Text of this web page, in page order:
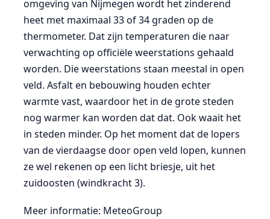
omgeving van Nijmegen wordt het zinderend
heet met maximaal 33 of 34 graden op de
thermometer. Dat zijn temperaturen die naar
verwachting op officiële weerstations gehaald
worden. Die weerstations staan meestal in open
veld. Asfalt en bebouwing houden echter
warmte vast, waardoor het in de grote steden
nog warmer kan worden dat dat. Ook waait het
in steden minder. Op het moment dat de lopers
van de vierdaagse door open veld lopen, kunnen
ze wel rekenen op een licht briesje, uit het
zuidoosten (windkracht 3).
Meer informatie: MeteoGroup